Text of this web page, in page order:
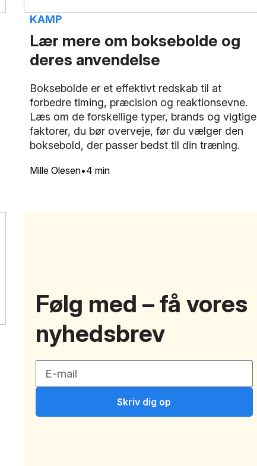
Lær mere om boksebolde og
deres anvendelse
KAMP
4 min
Boksebolde er et effektivt redskab til at
forbedre timing, præcision og reaktionsevne.
Læs om de forskellige typer, brands og vigtige
faktorer, du bør overveje, før du vælger den
boksebold, der passer bedst til din træning.
Mille Olesen
Følg med – få vores
nyhedsbrev
Skriv dig op